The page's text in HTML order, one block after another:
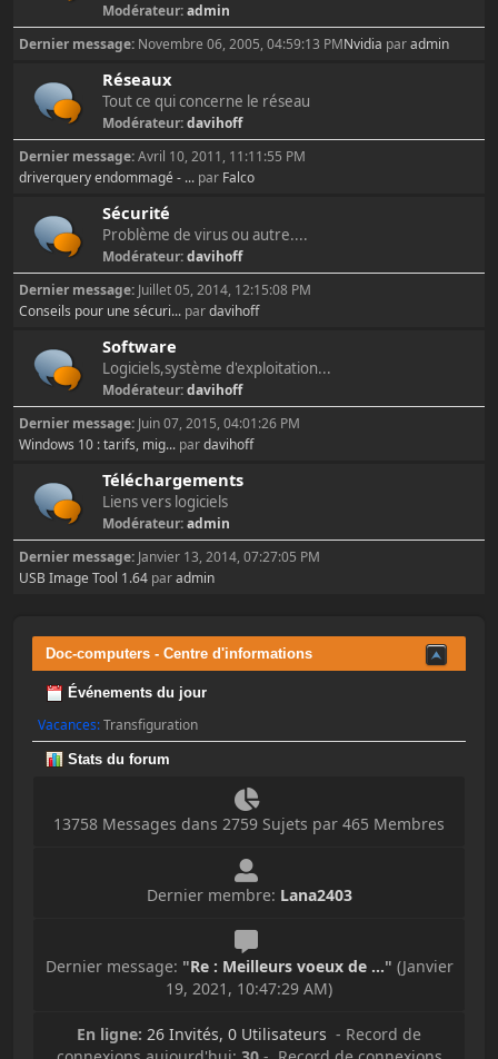
Modérateur:admin
Dernier message: Novembre 06, 2005, 04:59:13 PMNvidia paradmin
Réseaux
Tout ce qui concerne le réseau
Modérateur:davihoff
Dernier message:Avril 10, 2011, 11:11:55 PM
driverquery endommagé - ... par Falco
Sécurité
Problème de virus ou autre....
Modérateur:davihoff
Dernier message: Juillet 05, 2014, 12:15:08 PM
Conseils pour une sécuri... pardavihoff
Software
Logiciels,système d'exploitation...
Modérateur:davihoff
Dernier message: Juin 07, 2015, 04:01:26 PM
Windows 10 : tarifs, mig... pardavihoff
Téléchargements
Liens vers logiciels
Modérateur:admin
Dernier message: Janvier 13, 2014, 07:27:05 PM
USB Image Tool 1.64 paradmin
Doc-computers - Centre d'informations
Événements du jour
Vacances:Transfiguration
Stats du forum
13758 Messages dans 2759 Sujets par 465 Membres
Dernier membre: Lana2403
Dernier message: "Re : Meilleurs voeux de ..." (Janvier
19, 2021, 10:47:29 AM)
En ligne: 26 Invités, 0 Utilisateurs - Record de